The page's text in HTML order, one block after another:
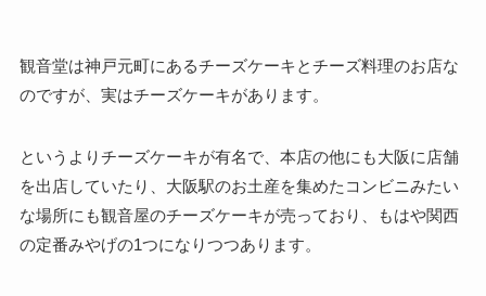
観音堂は神戸元町にあるチーズケーキとチーズ料理のお店な
のですが、実はチーズケーキがあります。
というよりチーズケーキが有名で、本店の他にも大阪に店舗
を出店していたり、大阪駅のお土産を集めたコンビニみたい
な場所にも観音屋のチーズケーキが売っており、
もはや関西
の定番みやげの1つになりつつあります。